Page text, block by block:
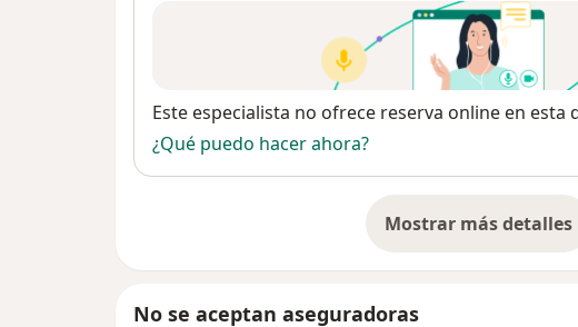
Disponibilidad
Este especialista no ofrece reserva online en esta
¿Qué puedo hacer ahora?
Mostrar más detalles
sobre la
No se aceptan aseguradoras